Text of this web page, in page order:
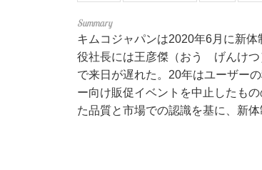
キムコジャパンは2020年6月に新
役社長には王彦傑（おう げんけつ
で来日が遅れた。20年はユーザー
ー向け販促イベントを中止したも
た品質と市場での認識を基に、新